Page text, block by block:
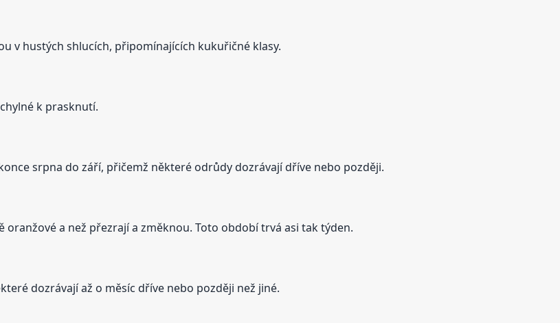
v hustých shlucích, připomínajících kukuřičné klasy.
k prasknutí.
srpna do září, přičemž některé odrůdy dozrávají dříve nebo později.
a než přezrají a změknou. Toto období trvá asi tak týden.
dozrávají až o měsíc dříve nebo později než jiné.